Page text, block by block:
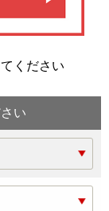
ください
い